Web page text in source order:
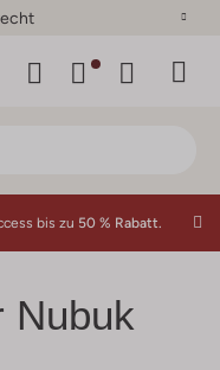
bis zu 50 % Rabatt.
Nubuk